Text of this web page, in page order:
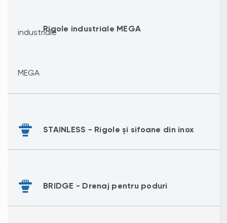
Rigole industriale MEGA
STAINLESS - Rigole și sifoane din inox
BRIDGE - Drenaj pentru poduri